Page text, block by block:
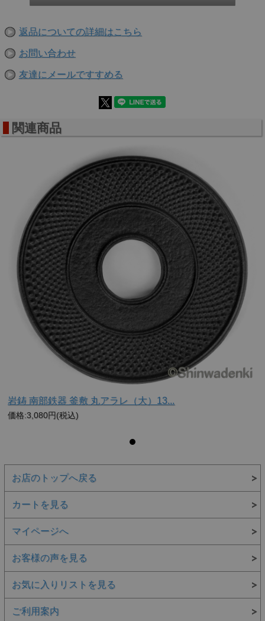
釜焼きは鉄瓶を高温の釜に入れて焼成することで行われま
この工程により、鉄瓶の表面に酸化皮膜が形成されます。
酸化皮膜が形成されることによって、鉄瓶の鉄分が安定化さ
沸かしたお湯の風味が向上し、錆や腐食が防がれます。
釜焼きによる錆止め仕上げは、古来から伝わる伝統的な技法
です。
弦（取っ手）はワンポイントアクセントに捻り加工を施して
おります。
捻り加工を施すことにより、持ちやすさや手に馴染みやすさ
が向上し、鉄瓶全体の美しさや風格を引き立たせます。
返品についての詳細はこちら
お問い合わせ
友達にメールですすめる
関連商品
岩鋳 南部鉄器 釜敷 丸アラレ（大）13...
価格:3,080円(税込)
お店のトップへ戻る
カートを見る
マイページへ
お客様の声を見る
お気に入りリストを見る
ご利用案内